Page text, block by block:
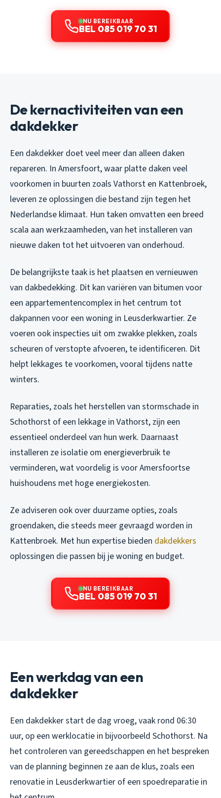
NU BEREIKBAAR
BEL 085 019 70 31
De kernactiviteiten van een
dakdekker
Een dakdekker doet veel meer dan alleen daken
repareren. In Amersfoort, waar platte daken veel
voorkomen in buurten zoals Vathorst en Kattenbroek,
leveren ze oplossingen die bestand zijn tegen het
Nederlandse klimaat. Hun taken omvatten een breed
scala aan werkzaamheden, van het installeren van
nieuwe daken tot het uitvoeren van onderhoud.
De belangrijkste taak is het plaatsen en vernieuwen
van dakbedekking. Dit kan variëren van bitumen voor
een appartementencomplex in het centrum tot
dakpannen voor een woning in Leusderkwartier. Ze
voeren ook inspecties uit om zwakke plekken, zoals
scheuren of verstopte afvoeren, te identificeren. Dit
helpt lekkages te voorkomen, vooral tijdens natte
winters.
Reparaties, zoals het herstellen van stormschade in
Schothorst of een lekkage in Vathorst, zijn een
essentieel onderdeel van hun werk. Daarnaast
installeren ze isolatie om energieverbruik te
verminderen, wat voordelig is voor Amersfoortse
huishoudens met hoge energiekosten.
Ze adviseren ook over duurzame opties, zoals
groendaken, die steeds meer gevraagd worden in
Kattenbroek. Met hun expertise bieden dakdekkers
oplossingen die passen bij je woning en budget.
NU BEREIKBAAR
BEL 085 019 70 31
Een werkdag van een
dakdekker
Een dakdekker start de dag vroeg, vaak rond 06:30
uur, op een werklocatie in bijvoorbeeld Schothorst. Na
het controleren van gereedschappen en het bespreken
van de planning beginnen ze aan de klus, zoals een
renovatie in Leusderkwartier of een spoedreparatie in